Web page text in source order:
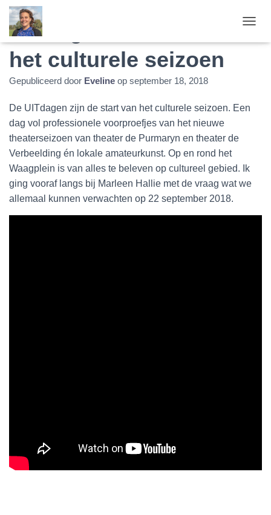
O
A
T
I
UITdagen: de start van
het culturele seizoen
Gepubliceerd door Eveline op september 18, 2018
De UITdagen zijn de start van het culturele seizoen. Een
dag vol professionele voorproefjes van het nieuwe
theaterseizoen van theater de Purmaryn en theater de
Verbeelding én lokale amateurkunst. Op en rond het
Waagplein is van alles te beleven op cultureel gebied. Ik
ging vooraf langs bij Marleen Hallie met de vraag wat we
allemaal kunnen verwachten op 22 september 2018.